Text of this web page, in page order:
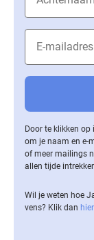
Door te klikken
om je naam en e-
of meer mailings
allen tijde
Wil je weten hoe
vens? Klik dan hier